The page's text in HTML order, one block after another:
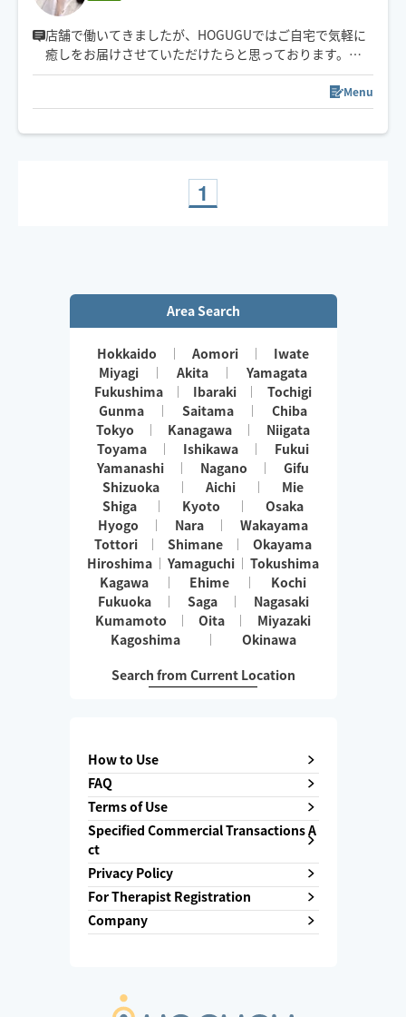
店舗で働いてきましたが、HOGUGUではご自宅で気軽に
癒しをお届けさせていただけたらと思っております。
セラピスト歴9年強圧可◎心身ともに癒されていただけま
すよう誠心誠意努めさせていただきます！
カウンセリング、丁寧にさせていただきます！
Menu
1
Area Search
Hokkaido Aomori
Iwate
Miyagi
Akita
Yamagata
Fukushima
Ibaraki
Tochigi
Gunma
Saitama
Chiba
Tokyo
Kanagawa
Niigata
Toyama
Ishikawa
Fukui
Yamanashi
Nagano
Gifu
Shizuoka
Aichi
Mie
Shiga
Kyoto
Osaka
Hyogo
Nara
Wakayama
Tottori
Shimane
Okayama
Hiroshima
Yamaguchi
Tokushima
Kagawa
Ehime
Kochi
Fukuoka
Saga
Nagasaki
Kumamoto
Oita
Miyazaki
Kagoshima
Okinawa
Search from Current Location
How to Use
FAQ
Terms of Use
Specified Commercial Transactions A
ct
Privacy Policy
For Therapist Registration
Company